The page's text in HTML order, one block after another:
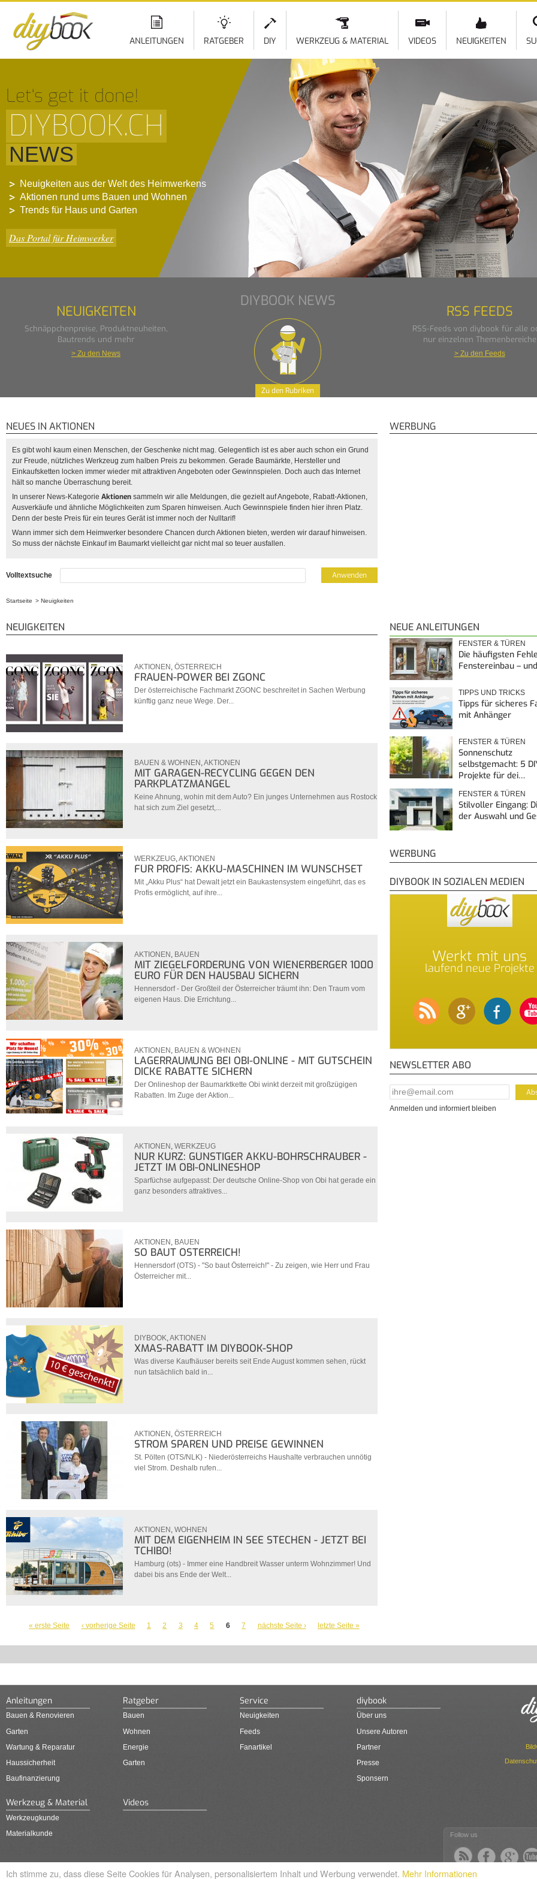
Ich stimme zu, dass diese Seite Cookies für Analysen, personalisiertem Inhalt und Werbung verwendet. Mehr Informationen
ANLEITUNGEN RATGEBER DIY WERKZEUG & MATERIAL VIDEOS NEUIGKEITEN
Let‘s get it done!
DIYBOOK.CH
NEWS
Neuigkeiten aus der Welt des Heimwerkens
Aktionen rund ums Bauen und Wohnen
Trends für Haus und Garten
Das Portal für Heimwerker
NEUIGKEITEN
Schnäppchenpreise, Produktneuheiten,
Bautrends und mehr
> Zu den News
DIYBOOK NEWS
RSS FEEDS
RSS-Feeds von diybook für alle
nur einzelnen Themenbereiche
> Zu den Feeds
Zu den Rubriken
NEUES IN AKTIONEN
Es gibt wohl kaum einen Menschen, der Geschenke nicht mag. Gelegentlich ist es aber auch schon ein Grund
zur Freude, nützliches Werkzeug zum halben Preis zu bekommen. Gerade Baumärkte, Hersteller und
Einkaufsketten locken immer wieder mit attraktiven Angeboten oder Gewinnspielen. Doch auch das Internet
hält so manche Überraschung bereit.
In unserer News-Kategorie Aktionen sammeln wir alle Meldungen, die gezielt auf Angebote, Rabatt-Aktionen,
Ausverkäufe und ähnliche Möglichkeiten zum Sparen hinweisen. Auch Gewinnspiele finden hier ihren Platz.
Denn der beste Preis für ein teures Gerät ist immer noch der Nulltarif!
Wann immer sich dem Heimwerker besondere Chancen durch Aktionen bieten, werden wir darauf hinweisen.
So muss der nächste Einkauf im Baumarkt vielleicht gar nicht mal so teuer ausfallen.
Volltextsuche
WERBUNG
Startseite Neuigkeiten
NEUIGKEITEN
AKTIONEN , ÖSTERREICH
FRAUEN-POWER BEI ZGONC
Der österreichische Fachmarkt ZGONC beschreitet in Sachen Werbung
künftig ganz neue Wege. Der...
BAUEN & WOHNEN ,AKTIONEN
MIT GARAGEN-RECYCLING GEGEN DEN
PARKPLATZMANGEL
Keine Ahnung, wohin mit dem Auto? Ein junges Unternehmen aus Rostock
hat sich zum Ziel gesetzt,...
WERKZEUG,AKTIONEN
FÜR PROFIS: AKKU-MASCHINEN IM WUNSCHSET
Mit „Akku Plus“ hat Dewalt jetzt ein Baukastensystem eingeführt, das es
Profis ermöglicht, auf ihre...
AKTIONEN , BAUEN
MIT ZIEGELFÖRDERUNG VON WIENERBERGER 1000
EURO FÜR DEN HAUSBAU SICHERN
Hennersdorf - Der Großteil der Österreicher träumt ihn: Den Traum vom
eigenen Haus. Die Errichtung...
AKTIONEN , BAUEN & WOHNEN
LAGERRÄUMUNG BEI OBI-ONLINE - MIT GUTSCHEIN
DICKE RABATTE SICHERN
Der Onlineshop der Baumarktkette Obi winkt derzeit mit großzügigen
Rabatten. Im Zuge der Aktion...
AKTIONEN , WERKZEUG
NUR KURZ: GÜNSTIGER AKKU-BOHRSCHRAUBER -
JETZT IM OBI-ONLINESHOP
Sparfüchse aufgepasst: Der deutsche Online-Shop von Obi hat gerade ein
ganz besonders attraktives...
AKTIONEN , BAUEN
SO BAUT ÖSTERREICH!
Hennersdorf (OTS) - "So baut Österreich!" - Zu zeigen, wie Herr und Frau
Österreicher mit...
DIYBOOK,AKTIONEN
XMAS-RABATT IM DIYBOOK-SHOP
Was diverse Kaufhäuser bereits seit Ende August kommen sehen, rückt
nun tatsächlich bald in...
AKTIONEN , ÖSTERREICH
STROM SPAREN UND PREISE GEWINNEN
St. Pölten (OTS/NLK) - Niederösterreichs Haushalte verbrauchen unnötig
viel Strom. Deshalb rufen...
AKTIONEN , WOHNEN
MIT DEM EIGENHEIM IN SEE STECHEN - JETZT BEI
TCHIBO!
Hamburg (ots) - Immer eine Handbreit Wasser unterm Wohnzimmer! Und
dabei bis ans Ende der Welt...
SEITEN« erste Seite ‹ vorherige Seite 1 2 3 4 5 6 7 nächste Seite › letzte Seite »
NEUE ANLEITUNGEN
FENSTER & TÜREN
Die häufigsten
Fenstereinbau –
TIPPS UND TRICKS
Tipps für sicheres
mit Anhänger
FENSTER & TÜREN
Sonnenschutz
selbstgemacht: 5
Projekte für dei…
FENSTER & TÜREN
Stilvoller Eingang:
der Auswahl und
WERBUNG
DIYBOOK IN SOZIALEN MEDIEN
Werkt mit uns
laufend neue Projekte
NEWSLETTER ABO
E-Mail Addresse*
Anmelden und informiert bleiben
Anleitungen
Bauen & Renovieren
Garten
Wartung & Reparatur
Haussicherheit
Baufinanzierung
Ratgeber
Bauen
Wohnen
Energie
Garten
Service
Neuigkeiten
Feeds
Fanartikel
diybook
Über uns
Unsere Autoren
Partner
Presse
Sponsern
Werkzeug & Material
Werkzeugkunde
Materialkunde
Videos
Follow us